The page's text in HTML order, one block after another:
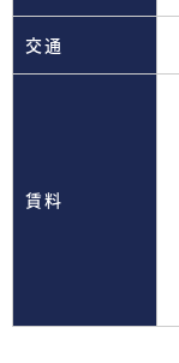
交通
賃料